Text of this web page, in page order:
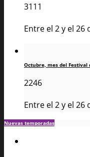
3111
Entre el 2 y el
Octubre, mes del
2246
Entre el 2 y el
Nuevas temporadas